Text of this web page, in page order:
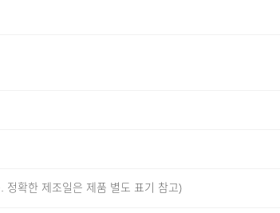
용에도 편안함을 유지하실 수 있도록 구성했
지 않으며, 모빌론 테이프를 어깨라인에 적
축에 대한 우려까지 최소화하는 작업을 거쳐
정확한 제조일은 제품 별도 표기 참고)